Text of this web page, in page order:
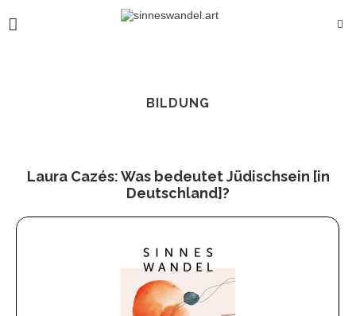
BILDUNG
Laura Cazés: Was bedeutet Jüdischsein [in
Deutschland]?